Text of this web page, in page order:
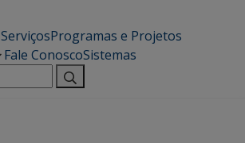
ServiçosProgramas e Projetos
Fale ConoscoSistemas